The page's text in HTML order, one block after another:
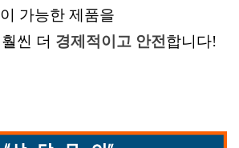
이 가능한 제품을
훨씬 더 경제적이고 안전합니다!